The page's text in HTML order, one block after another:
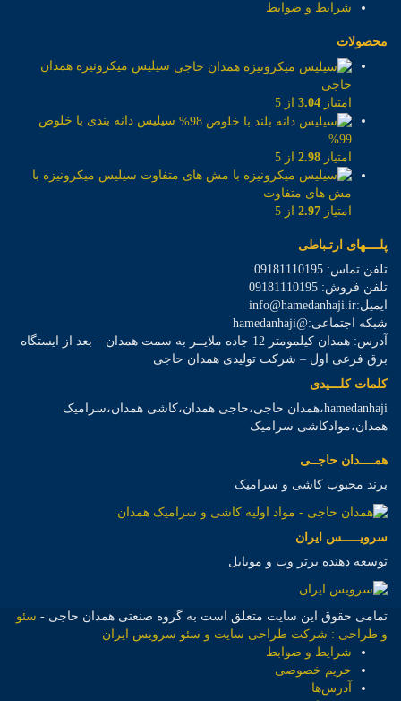
شرایط و ضوابط
محصولات
سیلیس میکرونیزه همدان
حاجی
امتیاز3.04از 5
سیلیس دانه بندی با خلوص
امتیاز2.98از 5
سیلیس میکرونیزه با
مش های متفاوت
امتیاز2.97از 5
پلــــهای ارتـباطی
تلفن تماس: 09181110195
تلفن فروش: 09181110195
ایمیل:info@hamedanhaji.ir
شبکه اجتماعی:@hamedanhaji
آدرس: همدان کیلمومتر 12 جاده ملایــر به سمت همدان – بعد از ایستگاه
برق فرعی اول – شرکت تولیدی همدان حاجی
کلمات کلـــیدی
hamedanhaji،همدان حاجی،حاجی همدان،کاشی همدان،سرامیک
همدان،موادکاشی سرامیک
همــــدان حاجــی
برند محبوب کاشی و سرامیک
سرویـــــس ایران
توسعه دهنده برتر وب و موبایل
تمامی حقوق این سایت متعلق است به گروه صنعتی همدان حاجی -سئو
و طراحی : شرکت طراحی سایت و سئو سرویس ایران
شرایط و ضوابط
حریم خصوصی
آدرس‌ها